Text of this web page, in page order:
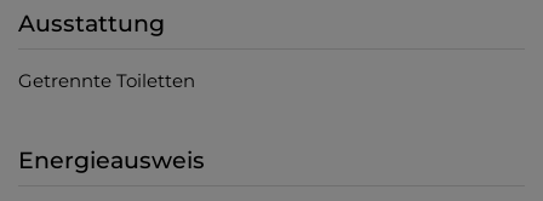
Ausstattung
Getrennte Toiletten
Energieausweis